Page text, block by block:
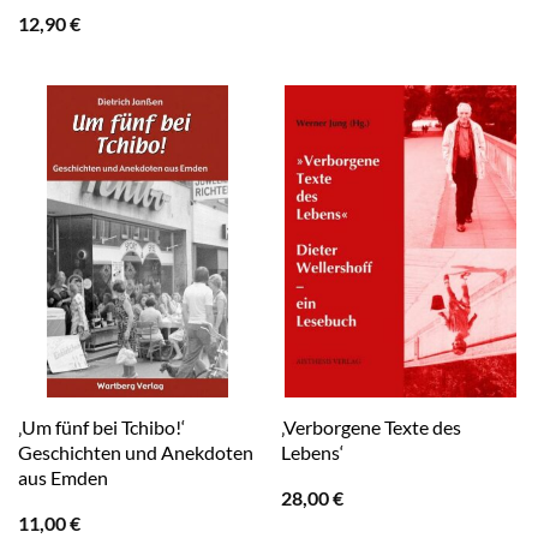
12,90€
‚Um fünf bei Tchibo!‘
Geschichten und Anekdoten
aus Emden
11,00€
‚Verborgene Texte des
Lebens‘
28,00€